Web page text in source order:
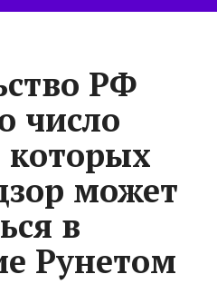
РФ
число
которых
может
в
Рунетом